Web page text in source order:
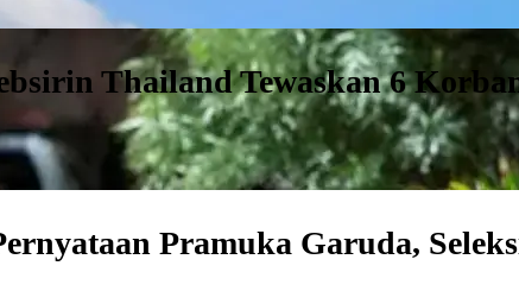
Thailand Tewaskan 6
Pramuka Garuda,